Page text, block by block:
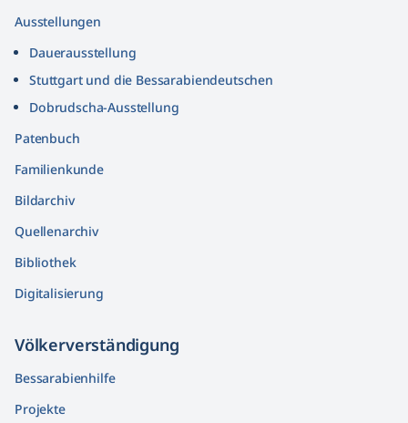
Ausstellungen
Dauerausstellung
Stuttgart und die Bessarabiendeutschen
Dobrudscha­-Ausstellung
Patenbuch
Familienkunde
Bildarchiv
Quellenarchiv
Bibliothek
Digitalisierung
Völkerver­ständigung
Bessarabienhilfe
Projekte